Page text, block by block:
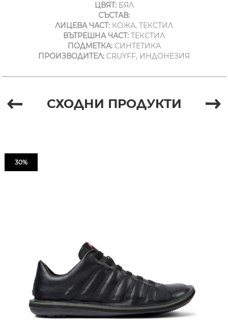
ЦВЯТ:БЯЛ
СЪСТАВ:
ЛИЦЕВА ЧАСТ: КОЖА, ТЕКСТИЛ
ВЪТРЕШНА ЧАСТ: ТЕКСТИЛ
ПОДМЕТКА:СИНТЕТИКА
ПРОИЗВОДИТЕЛ: CRUYFF, ИНДОНЕЗИЯ
СХОДНИ ПРОДУКТИ
30%